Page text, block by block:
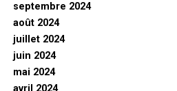
septembre 2024
août 2024
juillet 2024
juin 2024
mai 2024
avril 2024